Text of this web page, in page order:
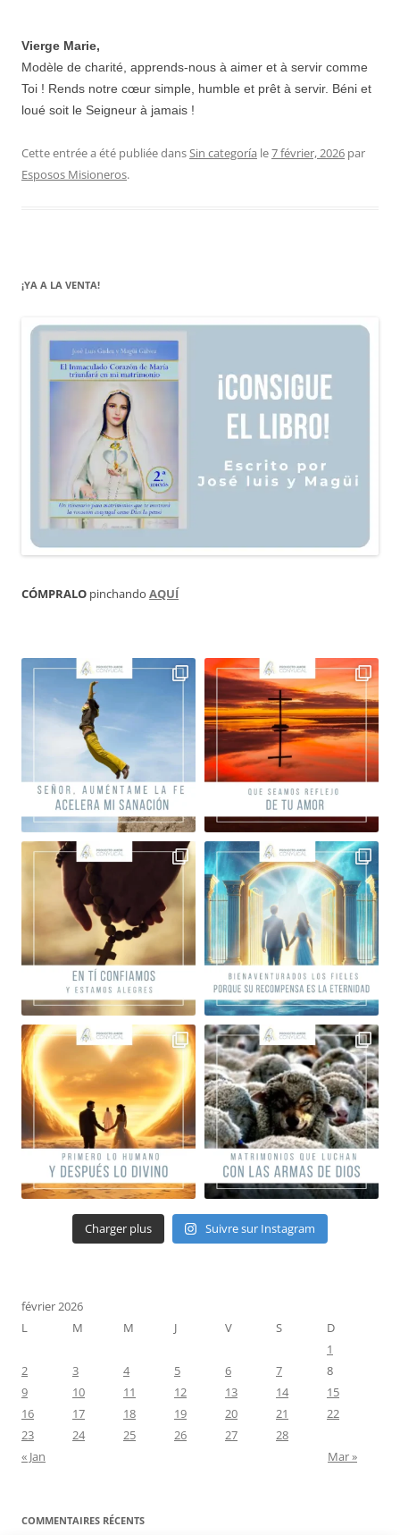
Vierge Marie,
Modèle de charité, apprends-nous à aimer et à servir comme
Toi ! Rends notre cœur simple, humble et prêt à servir. Béni et
loué soit le Seigneur à jamais !
Cette entrée a été publiée dansSin categoría le7 février, 2026 par
Esposos Misioneros.
¡YA A LA VENTA!
CÓMPRALO pinchando AQUÍ
Charger plus Suivre sur Instagram
février 2026
L
M M J V S
D
1
2
3 4 5 6 7
8
9
10 11 12 13 14
15
16
17 18 19 20 21
22
23
24 25 26 27
28
« Jan
Mar »
COMMENTAIRES RÉCENTS